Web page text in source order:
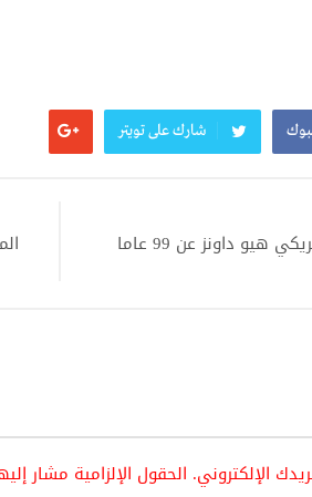
شارك على تويتر
هيو داونز عن 99 عاما
الإلكتروني. الحقول الإلزامية مشار